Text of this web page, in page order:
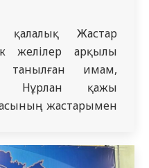
Жастар
желілер арқылы
танылған имам,
Нұрлан қажы
жастарымен
тәрбиесінен
құндылықтар,